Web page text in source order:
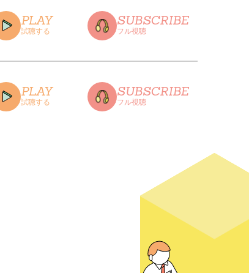
CLOSE
PLAY
試聴する
SUBSCRIBE
フル視聴
PLAY
試聴する
SUBSCRIBE
フル視聴
CLOSE